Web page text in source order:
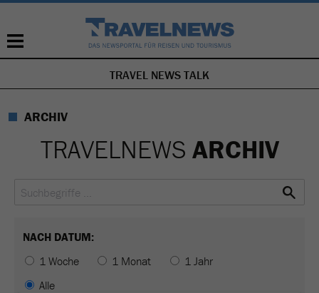
NAVIGATION
ÜBERSPRINGEN
TRAVEL NEWS TALK
ARCHIV
TRAVELNEWS ARCHIV
NACH DATUM:
1 Woche
1 Monat
1 Jahr
Alle